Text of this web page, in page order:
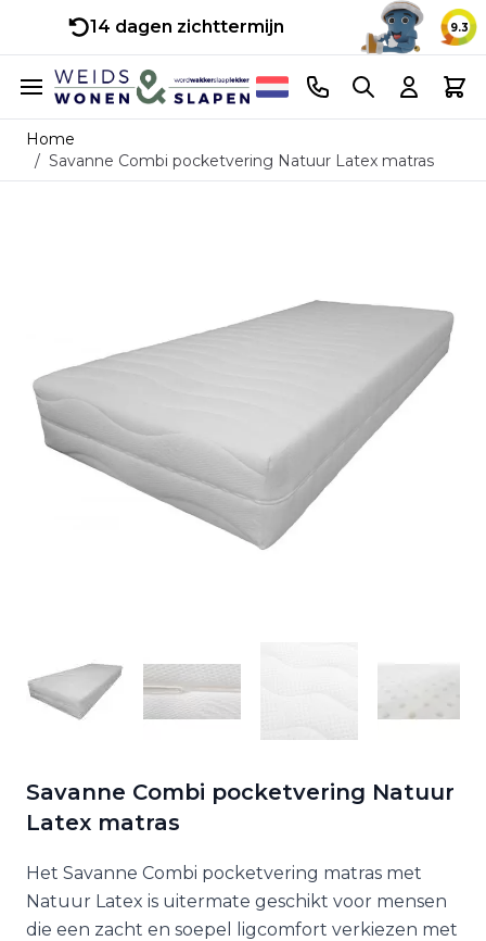
14 dagen zichttermijn 9.3
Ga naar de inhoud
Telefoonnummer
Search Cart
Home
/ Savanne Combi pocketvering Natuur Latex matras
Savanne Combi pocketvering Natuur
Latex matras
Het Savanne Combi pocketvering matras met
Natuur Latex is uitermate geschikt voor mensen
die een zacht en soepel ligcomfort verkiezen met